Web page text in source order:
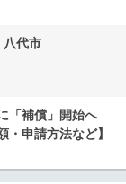
代市
「補償」開始へ
申請方法など】